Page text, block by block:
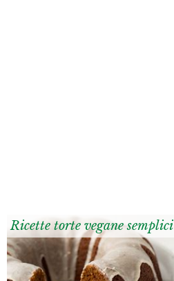
Ricette torte vegane semplici